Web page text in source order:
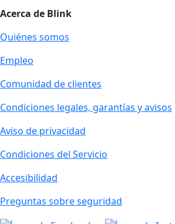
Acerca de Blink
Quiénes somos
Empleo
Comunidad de clientes
Condiciones legales, garantías y avisos
Aviso de privacidad
Condiciones del Servicio
Accesibilidad
Preguntas sobre seguridad